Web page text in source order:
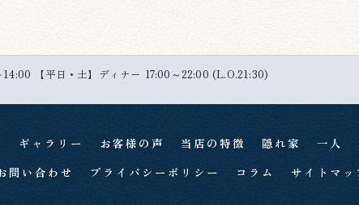
14:00 【平日・土】ディナー 17:00～22:00 (L.O.21:30)
ギャラリー お客様の声 当店の特徴 隠れ家 一人
問い合わせ
プライバシーポリシー コラム サイトマッ